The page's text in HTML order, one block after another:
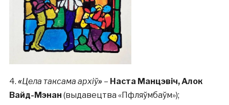
4. «Цела таксама архіў» – Наста Манцэвіч, Алок
Вайд-Мэнан (выдавецтва «Пфляўмбаўм»);